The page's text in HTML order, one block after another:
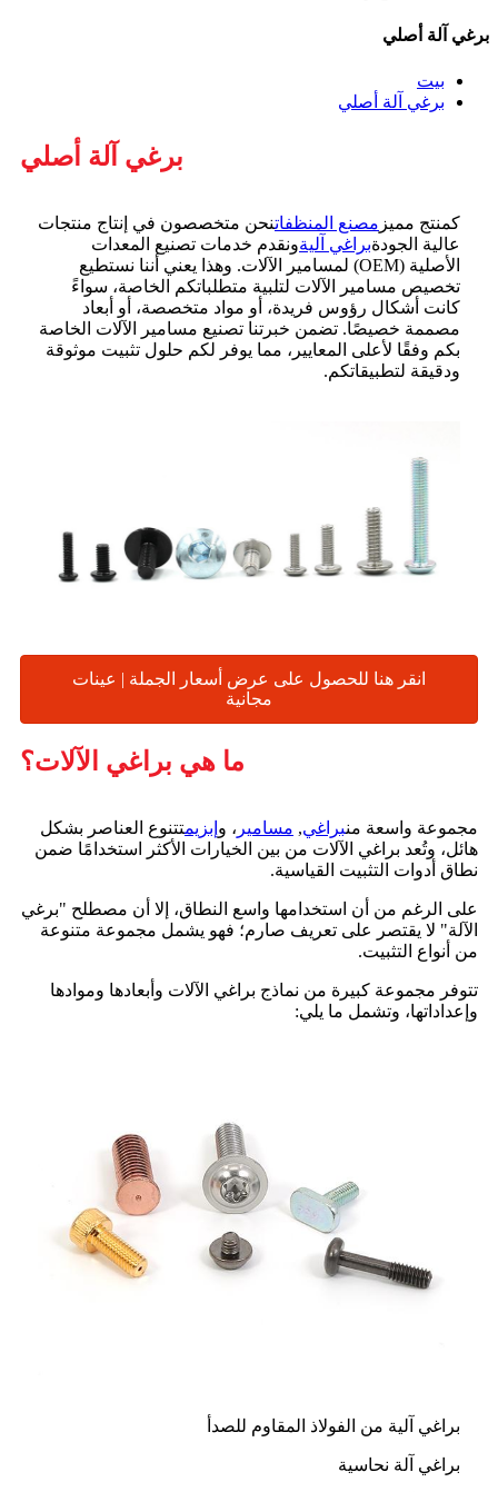
برغي آلة أصلي
بيت
برغي آلة أصلي
برغي آلة أصلي
كمنتج مميز مصنع المنظفاتنحن متخصصون في إنتاج منتجات
عالية الجودةبراغي آليةونقدم خدمات تصنيع المعدات
الأصلية (OEM) لمسامير الآلات. وهذا يعني أننا نستطيع
تخصيص مسامير الآلات لتلبية متطلباتكم الخاصة، سواءً
كانت أشكال رؤوس فريدة، أو مواد متخصصة، أو أبعاد
مصممة خصيصًا. تضمن خبرتنا تصنيع مسامير الآلات الخاصة
بكم وفقًا لأعلى المعايير، مما يوفر لكم حلول تثبيت موثوقة
ودقيقة لتطبيقاتكم.
انقر هنا للحصول على عرض أسعار الجملة | عينات
مجانية
ما هي براغي الآلات؟
مجموعة واسعة منبراغي, مسامير ، و إبزيمتتنوع العناصر بشكل
هائل، وتُعد براغي الآلات من بين الخيارات الأكثر استخدامًا ضمن
نطاق أدوات التثبيت القياسية.
على الرغم من أن استخدامها واسع النطاق، إلا أن مصطلح "برغي
الآلة" لا يقتصر على تعريف صارم؛ فهو يشمل مجموعة متنوعة
من أنواع التثبيت.
تتوفر مجموعة كبيرة من نماذج براغي الآلات وأبعادها وموادها
وإعداداتها، وتشمل ما يلي:
براغي آلية من الفولاذ المقاوم للصدأ
براغي آلة نحاسية